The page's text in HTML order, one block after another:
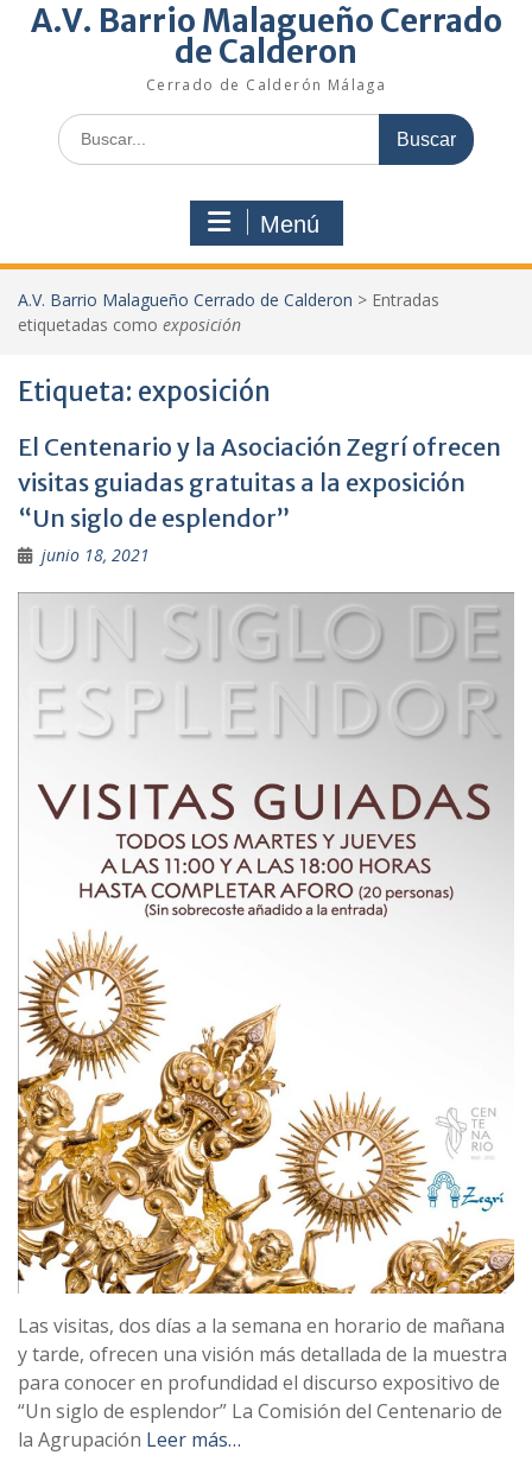
A.V. Barrio Malagueño Cerrado
de Calderon
Cerrado de Calderón Málaga
Buscar:
Menú
A.V. Barrio Malagueño Cerrado de Calderon > Entradas
etiquetadas como exposición
Etiqueta: exposición
El Centenario y la Asociación Zegrí ofrecen
visitas guiadas gratuitas a la exposición
“Un siglo de esplendor”
junio 18, 2021
Las visitas, dos días a la semana en horario de mañana
y tarde, ofrecen una visión más detallada de la muestra
para conocer en profundidad el discurso expositivo de
“Un siglo de esplendor” La Comisión del Centenario de
la Agrupación Leer más…